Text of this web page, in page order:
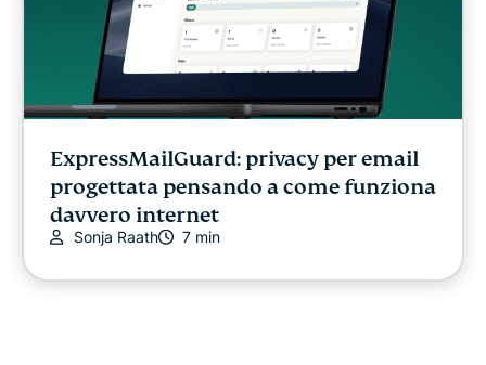
ExpressMailGuard: privacy per email
progettata pensando a come funziona
davvero internet
Sonja Raath 7 min